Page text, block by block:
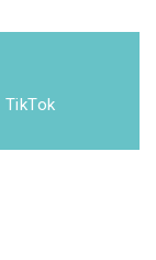
TikTok